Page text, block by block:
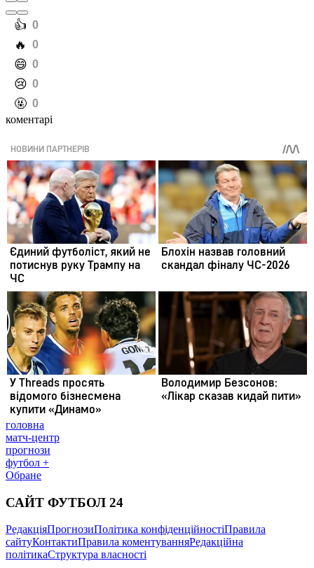
️👍 0
️🔥 0
️😄 0
️😢 0
️🤬 0
коментарі
головна
матч-центр
прогнози
футбол +
Обране
САЙТ ФУТБОЛ 24
РедакціяПрогнозиПолітика конфіденційностіПравила
сайтуКонтактиПравила коментуванняРедакційна
політикаСтруктура власності